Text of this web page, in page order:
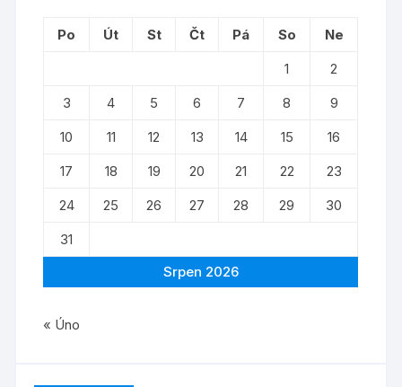
Srpen 2026
Po Út St Čt Pá So
Ne
1
2
3
4 5 6 7 8
9
10
11 12 13 14 15
16
17
18 19 20 21 22
23
24
25 26 27 28 29
30
31
« Úno